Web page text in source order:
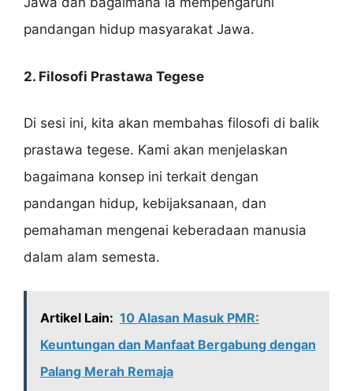
pandangan hidup masyarakat Jawa.
2. Filosofi Prastawa Tegese
Di sesi ini, kita akan membahas filosofi di balik
prastawa tegese. Kami akan menjelaskan
bagaimana konsep ini terkait dengan
pandangan hidup, kebijaksanaan, dan
pemahaman mengenai keberadaan manusia
dalam alam semesta.
Artikel Lain: 10 Alasan Masuk PMR:
Keuntungan dan Manfaat Bergabung dengan
Palang Merah Remaja